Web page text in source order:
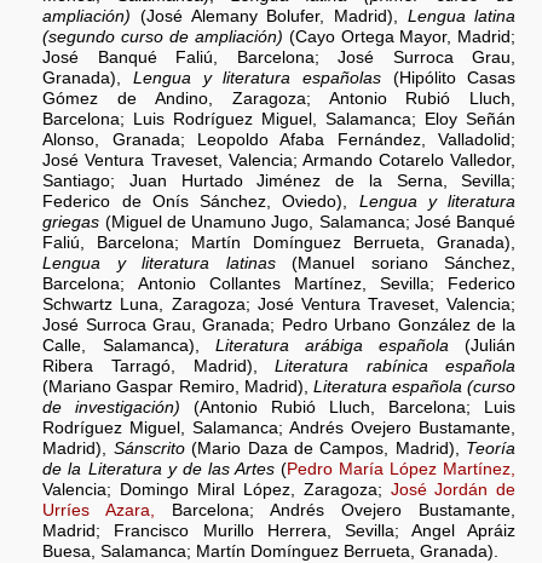
ampliación) (José Alemany Bolufer, Madrid), Lengua latina
(segundo curso de ampliación) (Cayo Ortega Mayor, Madrid;
José Banqué Faliú, Barcelona; José Surroca Grau,
Granada), Lengua y literatura españolas(Hipólito Casas
Gómez de Andino, Zaragoza; Antonio Rubió Lluch,
Barcelona; Luis Rodríguez Miguel, Salamanca; Eloy Señán
Alonso, Granada; Leopoldo Afaba Fernández, Valladolid;
José Ventura Traveset, Valencia; Armando Cotarelo Valledor,
Santiago; Juan Hurtado Jiménez de la Serna, Sevilla;
Federico de Onís Sánchez, Oviedo), Lengua y literatura
griegas (Miguel de Unamuno Jugo, Salamanca; José Banqué
Faliú, Barcelona; Martín Domínguez Berrueta, Granada),
Lengua y literatura latinas(Manuel soriano Sánchez,
Barcelona; Antonio Collantes Martínez, Sevilla; Federico
Schwartz Luna, Zaragoza; José Ventura Traveset, Valencia;
José Surroca Grau, Granada; Pedro Urbano González de la
Calle, Salamanca), Literatura arábiga española (Julián
Ribera Tarragó, Madrid),Literatura rabínica española
(Mariano Gaspar Remiro, Madrid), Literatura española (curso
de investigación) (Antonio Rubió Lluch, Barcelona; Luis
Rodríguez Miguel, Salamanca; Andrés Ovejero Bustamante,
Madrid), Sánscrito(Mario Daza de Campos, Madrid), Teoría
de la Literatura y de las Artes(Pedro María López Martínez,
Valencia; Domingo Miral López, Zaragoza; José Jordán de
Urríes Azara, Barcelona; Andrés Ovejero Bustamante,
Madrid; Francisco Murillo Herrera, Sevilla; Angel Apráiz
Buesa, Salamanca; Martín Domínguez Berrueta, Granada).